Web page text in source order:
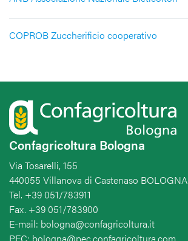
COPROB Zuccherificio cooperativo
Confagricoltura Bologna
Via Tosarelli, 155
440055 Villanova di Castenaso BOLOGNA
Tel. +39 051/783911
Fax. +39 051/783900
E-mail: bologna@confagricoltura.it
PEC: bologna@pec.confagricoltura.com